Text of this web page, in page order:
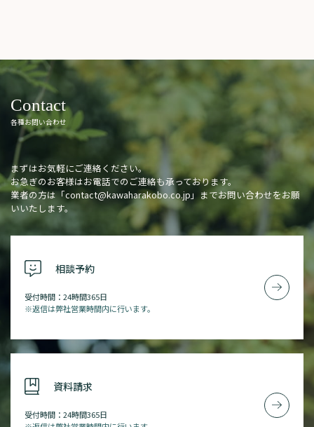
Contact
各種お問い合わせ
まずはお気軽にご連絡ください。
お急ぎのお客様はお電話でのご連絡も承っております。
業者の方は「contact@kawaharakobo.co.jp 」までお問い合わせをお願
いいたします。
相談予約
受付時間：24時間365日
※返信は弊社営業時間内に行います。
資料請求
受付時間：24時間365日